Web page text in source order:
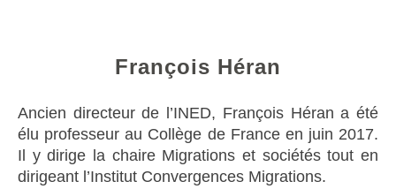
François Héran
Ancien directeur de l’INED, François Héran a été
élu professeur au Collège de France en juin 2017.
Il y dirige la chaire Migrations et sociétés tout en
dirigeant l’Institut Convergences Migrations.